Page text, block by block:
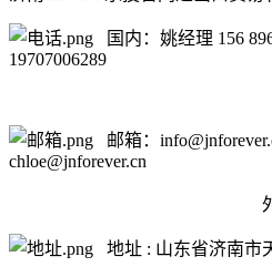
国内：姚经理 156
19707006289
邮箱：
chloe@jnforever.cn
地址 : 山东省济南市